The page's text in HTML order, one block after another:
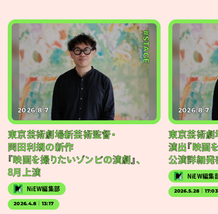
#STAGE
2026.8.7
東京芸術劇場新芸術監督・
岡田利規の新作
『映画を撮りたいゾンビの演劇』、
8月上演
NiEW編集部
2026.4.8｜13:17
2026.8.7
東京芸術劇
演出『映画
公演詳細発
NiEW編集
2026.5.28｜17:03